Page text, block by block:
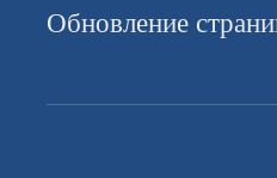
Обновление